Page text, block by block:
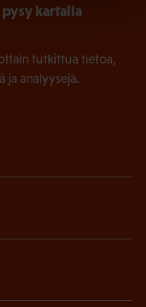
kartalla
tutkittua tietoa,
ja analyysejä.